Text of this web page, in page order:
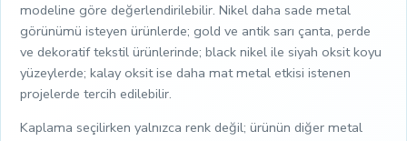
modeline göre değerlendirilebilir. Nikel daha sade metal
görünümü isteyen ürünlerde; gold ve antik sarı çanta, perde
ve dekoratif tekstil ürünlerinde; black nikel ile siyah oksit koyu
yüzeylerde; kalay oksit ise daha mat metal etkisi istenen
projelerde tercih edilebilir.
Kaplama seçilirken yalnızca renk değil; ürünün diğer metal